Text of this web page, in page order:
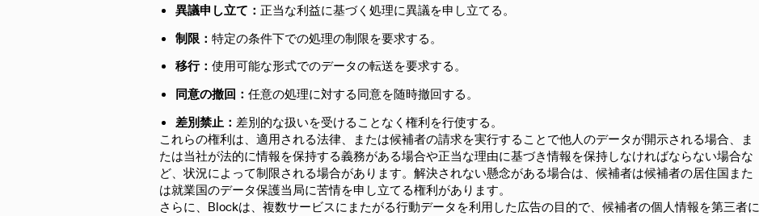
異議申し立て： 正当な利益に基づく処理に異議を申し立てる。
制限： 特定の条件下での処理の制限を要求する。
移行： 使用可能な形式でのデータの転送を要求する。
同意の撤回： 任意の処理に対する同意を随時撤回する。
差別禁止： 差別的な扱いを受けることなく権利を行使する。
これらの権利は、適用される法律、または候補者の請求を実行することで他人のデータが開示される場合、ま
たは当社が法的に情報を保持する義務がある場合や正当な理由に基づき情報を保持しなければならない場合な
ど、状況によって制限される場合があります。解決されない懸念がある場合は、候補者は候補者の居住国また
は就業国のデータ保護当局に苦情を申し立てる権利があります。
さらに、Blockは、複数サービスにまたがる行動データを利用した広告の目的で、候補者の個人情報を第三者に